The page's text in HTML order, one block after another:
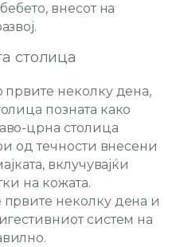
внесот на
столица
неколку дена,
позната како
црна столица
од течности внесени
вклучувајќи
на кожата.
неколку дена и
систем на